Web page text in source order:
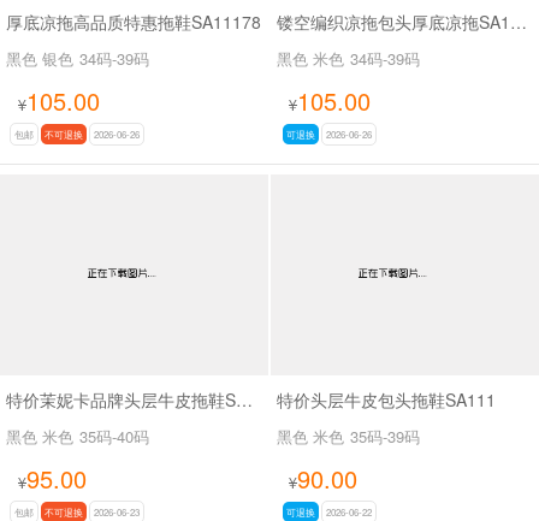
厚底凉拖高品质特惠拖鞋SA11178
黑色 银色 34码-39码
¥105.00
包邮 不可退换 2026-06-26
镂空编织凉拖包头厚底凉拖SA11175
黑色 米色 34码-39码
¥105.00
可退换 2026-06-26
特价茉妮卡品牌头层牛皮拖鞋SA111
黑色 米色 35码-40码
¥95.00
包邮 不可退换 2026-06-23
特价头层牛皮包头拖鞋SA111
黑色 米色 35码-39码
¥90.00
可退换 2026-06-22